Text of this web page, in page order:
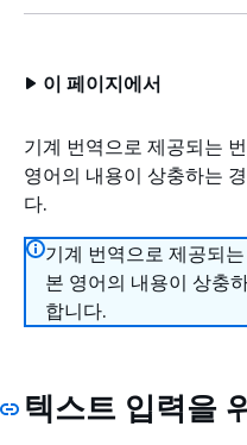
이 페이지에서
기계 번역으로 제공되는
영어의 내용이 상충하는
다.
기계 번역으로 제공되
본 영어의 내용이 상충
합니다.
텍스트 입력을